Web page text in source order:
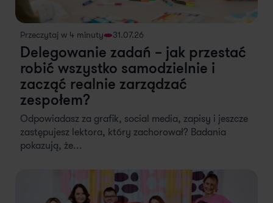
Przeczytaj w 4 minuty 31.07.26
Delegowanie zadań – jak przestać
robić wszystko samodzielnie i
zacząć realnie zarządzać
zespołem?
Odpowiadasz za grafik, social media, zapisy i jeszcze
zastępujesz lektora, który zachorował? Badania
pokazują, że...